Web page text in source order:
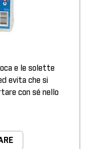
e le solette
evita che si
con sé nello